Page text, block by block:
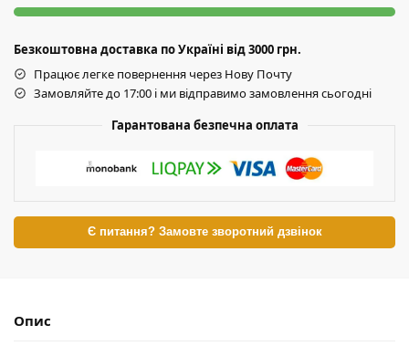
Безкоштовна доставка по Україні від 3000 грн.
Працює легке повернення через Нову Почту
Замовляйте до 17:00 і ми відправимо замовлення сьогодні
Гарантована безпечна оплата
Є питання? Замовте зворотний дзвінок
Опис